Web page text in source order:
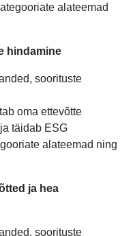
alateemad
hindamine
soorituste
oma ettevõtte
täidab ESG
alateemad ning
ja hea
soorituste